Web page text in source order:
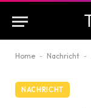
Home - Nachricht -
NACHRICHT